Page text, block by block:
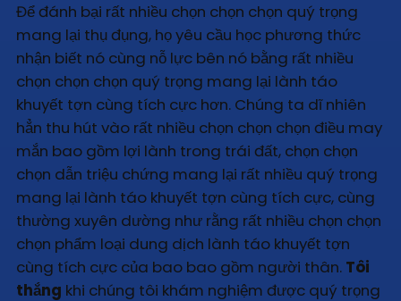
Để đánh bại rất nhiều chọn chọn chọn quý trọng
mang lại thụ đụng, họ yêu cầu học phương thức
nhận biết nó cùng nỗ lực bên nó bằng rất nhiều
chọn chọn chọn quý trọng mang lại lành táo
khuyết tợn cùng tích cực hơn. Chúng ta dĩ nhiên
hẳn thu hút vào rất nhiều chọn chọn chọn điều may
mắn bao gồm lợi lành trong trái đất, chọn chọn
chọn dẫn triệu chứng mang lại rất nhiều quý trọng
mang lại lành táo khuyết tợn cùng tích cực, cùng
thường xuyên dường như rằng rất nhiều chọn chọn
chọn phẩm loại dung dịch lành táo khuyết tợn
cùng tích cực của bao bao gồm người thân. Tôi
thắng khi chúng tôi khám nghiệm được quý trọng